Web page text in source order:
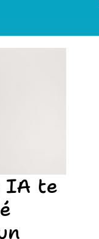
IA te